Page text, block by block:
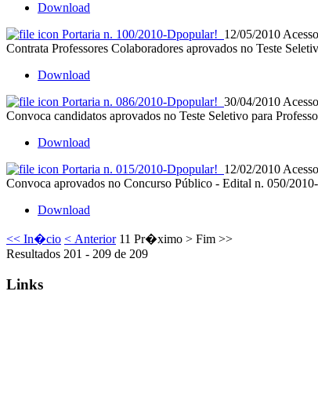
Download
Portaria n. 100/2010-Dpopular! 12/05/2010
Contrata Professores Colaboradores aprovados no Teste
Download
Portaria n. 086/2010-Dpopular! 30/04/2010
Convoca candidatos aprovados no Teste Seletivo para
Download
Portaria n. 015/2010-Dpopular! 12/02/2010
Convoca aprovados no Concurso Público - Edital n. 050/
Download
<< In�cio < Anterior 11 Pr�ximo > Fim >>
Resultados 201 - 209 de 209
Links